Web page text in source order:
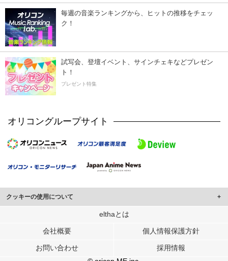
毎週の音楽ランキングから、ヒットの推移をチェッ
ク！
試写会、登壇イベント、サインチェキなどプレゼン
ト！
プレゼント特集
オリコングループサイト
クッキーの使用について
このサイトでは Cookie を使用して、ユーザーに合わせたコンテンツや広告の
行っています。
メディアや広告配信、データ解析の各パートナーに提供しています。
各パートナーは、この情報とユーザーが各パートナーに提供した他の情報や、
elthaとは
会社概要 個人情報保護方針
お問い合わせ
採用情報